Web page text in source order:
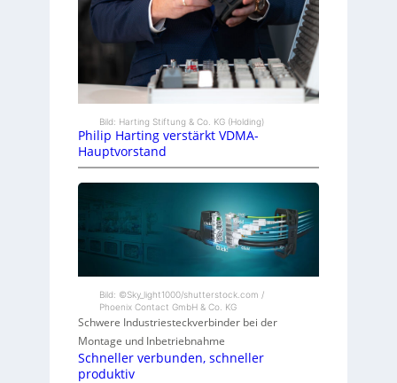
Bild: Harting Stiftung & Co. KG (Holding)
Philip Harting verstärkt VDMA-
Hauptvorstand
Bild: ©Sky_light1000/shutterstock.com /
Phoenix Contact GmbH & Co. KG
Schwere Industriesteckverbinder bei der
Montage und Inbetriebnahme
Schneller verbunden, schneller
produktiv